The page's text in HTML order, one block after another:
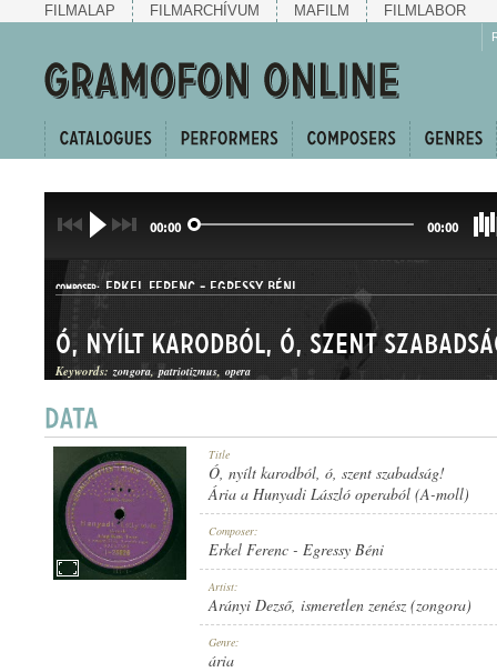
FILMALAP FILMARCHÍVUM MAFILM FILMLABOR
00:00 00:00
COMPOSER: ERKEL FERENC - EGRESSY BÉNI
ÁRIA
Ó, nyílt karodból, ó, szent
Keywords: zongora patriotizmus opera
Title
Ó, nyílt karodból, ó, szent szabadság!
Ária a Hunyadi László operaból (A-moll)
Composer:
Erkel Ferenc - Egressy Béni
Artist:
Arányi Dezső, ismeretlen zenész (zongora)
Genre:
ária